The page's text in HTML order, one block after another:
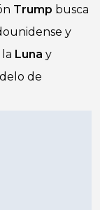
Trump busca
y
la Luna y
de